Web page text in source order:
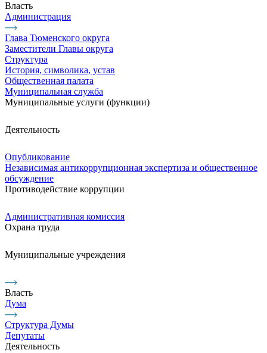
Власть
Администрация
Глава Тюменского округа
Заместители Главы округа
Структура
История, символика, устав
Общественная палата
Муниципальная служба
Муниципальные услуги (функции)
Деятельность
Опубликование
Независимая антикоррупционная экспертиза и общественное
обсуждение
Противодействие коррупции
Административная комиссия
Охрана труда
Муниципальные учреждения
Власть
Дума
Структура Думы
Депутаты
Деятельность